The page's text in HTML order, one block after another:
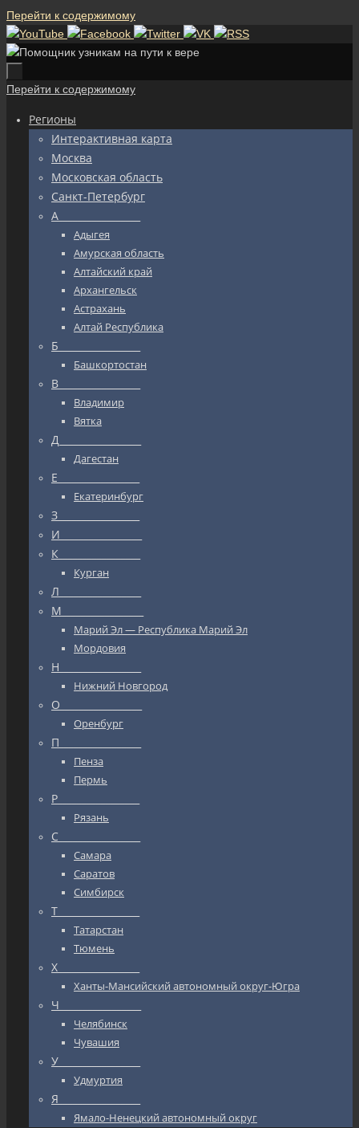
Перейти к содержимому
Перейти к содержимому
Регионы
Интерактивная карта
Москва
Московская область
Санкт-Петербург
А_________________
Адыгея
Амурская область
Алтайский край
Архангельск
Астрахань
Алтай Республика
Б_________________
Башкортостан
В_________________
Владимир
Вятка
Д_________________
Дагестан
Е_________________
Екатеринбург
З_________________
И_________________
К_________________
Курган
Л_________________
М_________________
Марий Эл — Республика Марий Эл
Мордовия
Н_________________
Нижний Новгород
О_________________
Оренбург
П_________________
Пенза
Пермь
Р_________________
Рязань
С_________________
Самара
Саратов
Симбирск
Т_________________
Татарстан
Тюмень
Х_________________
Ханты-Мансийский автономный округ-Югра
Ч_________________
Челябинск
Чувашия
У_________________
Удмуртия
Я_________________
Ямало-Ненецкий автономный округ